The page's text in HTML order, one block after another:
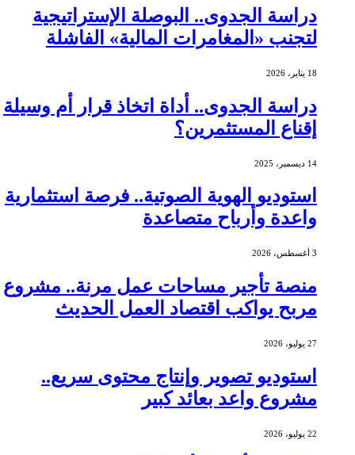
دراسة الجدوى.. البوصلة الإستراتيجية
لتجنب «المغامرات المالية» الفاشلة
18 يناير، 2026
دراسة الجدوى.. أداة اتخاذ قرار أم وسيلة
إقناع المستثمرين؟
14 ديسمبر، 2025
استوديو الهوية الصوتية.. فرصة استثمارية
واعدة وأرباح متصاعدة
3 أغسطس، 2026
منصة تأجير مساحات عمل مرنة.. مشروع
مربح يواكب اقتصاد العمل الحديث
27 يوليو، 2026
استوديو تصوير وإنتاج محتوى سريع..
مشروع واعد بعائد كبير
22 يوليو، 2026